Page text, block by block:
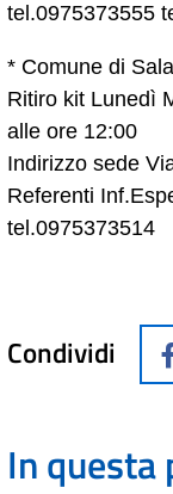
tel.0975373555
* Comune di
Ritiro kit Lunedì
alle ore 12:00
Indirizzo sede
Referenti
tel.0975373514
Condividi
In questa